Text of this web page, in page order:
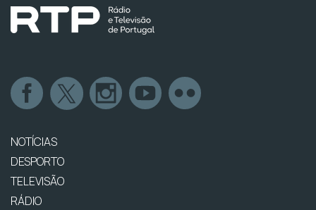
NOTÍCIAS
DESPORTO
TELEVISÃO
RÁDIO